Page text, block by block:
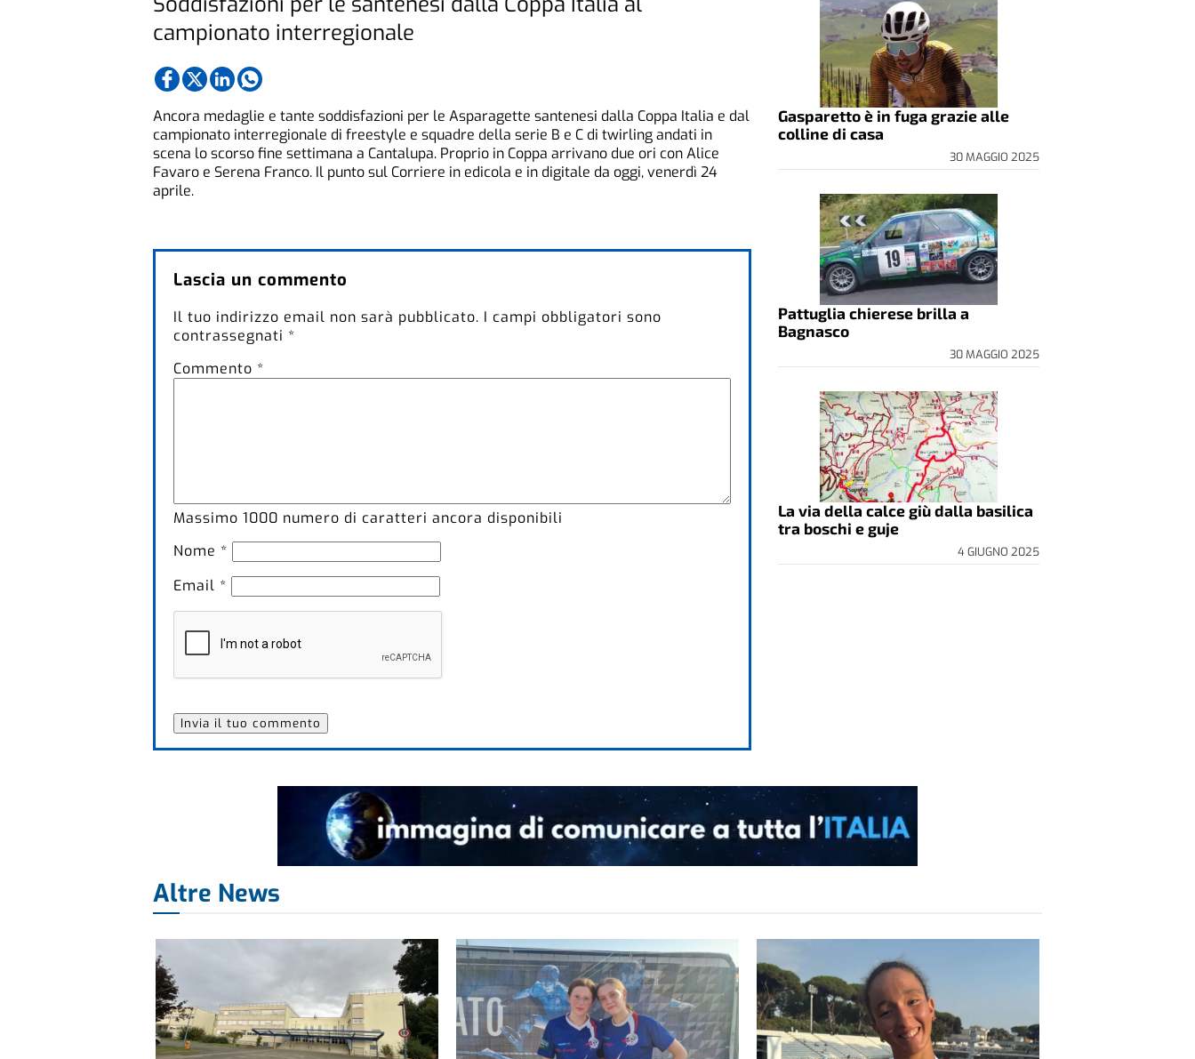
campionato interregionale
Ancora medaglie e tante soddisfazioni per le Asparagette santenesi dalla Coppa Italia e dal
campionato interregionale di freestyle e squadre della serie B e C di twirling andati in
scena lo scorso fine settimana a Cantalupa. Proprio in Coppa arrivano due ori con Alice
Favaro e Serena Franco. Il punto sul Corriere in edicola e in digitale da oggi, venerdì 24
aprile.
Lascia un commento
Il tuo indirizzo email non sarà pubblicato. I campi obbligatori sono
contrassegnati *
Commento *
Massimo 1000 numero di caratteri ancora disponibili
Nome *
Email *
Gasparetto è in fuga grazie alle
colline di casa
30 MAGGIO 2025
Pattuglia chierese brilla a
Bagnasco
30 MAGGIO 2025
La via della calce giù dalla basilica
tra boschi e guje
4 GIUGNO 2025
Altre News